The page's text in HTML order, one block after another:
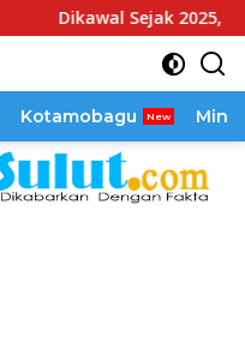
2025, Reamly Kandoli
Kotamobagu